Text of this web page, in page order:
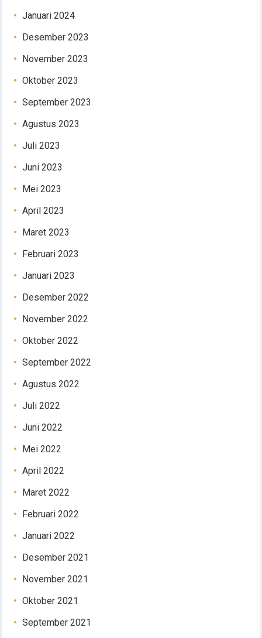
Januari 2024
Desember 2023
November 2023
Oktober 2023
September 2023
Agustus 2023
Juli 2023
Juni 2023
Mei 2023
April 2023
Maret 2023
Februari 2023
Januari 2023
Desember 2022
November 2022
Oktober 2022
September 2022
Agustus 2022
Juli 2022
Juni 2022
Mei 2022
April 2022
Maret 2022
Februari 2022
Januari 2022
Desember 2021
November 2021
Oktober 2021
September 2021